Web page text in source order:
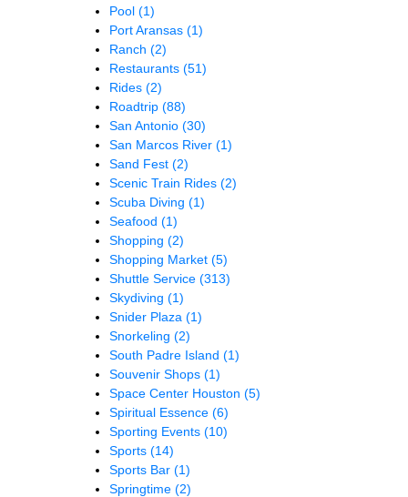
Pool (1)
Port Aransas (1)
Ranch (2)
Restaurants (51)
Rides (2)
Roadtrip (88)
San Antonio (30)
San Marcos River (1)
Sand Fest (2)
Scenic Train Rides (2)
Scuba Diving (1)
Seafood (1)
Shopping (2)
Shopping Market (5)
Shuttle Service (313)
Skydiving (1)
Snider Plaza (1)
Snorkeling (2)
South Padre Island (1)
Souvenir Shops (1)
Space Center Houston (5)
Spiritual Essence (6)
Sporting Events (10)
Sports (14)
Sports Bar (1)
Springtime (2)